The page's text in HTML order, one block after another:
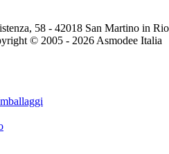
58 - 42018 San Martino in Rio
© 2005 - 2026 Asmodee Italia